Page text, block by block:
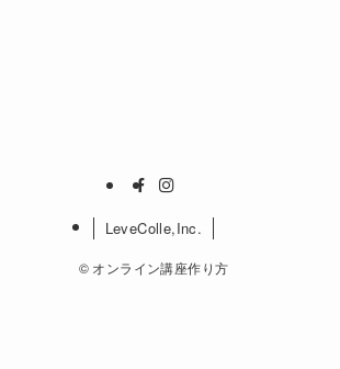
LeveColle,Inc.
© オンライン講座作り方